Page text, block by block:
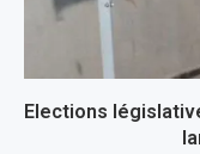
Elections